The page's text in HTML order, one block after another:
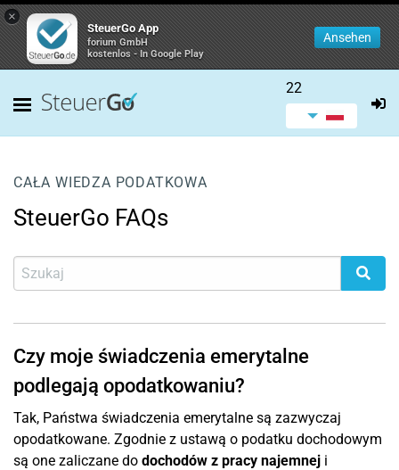
×
SteuerGo App
forium GmbH
kostenlos - In Google Play
Ansehen
22
CAŁA WIEDZA PODATKOWA
SteuerGo FAQs
Czy moje świadczenia emerytalne
podlegają opodatkowaniu?
Tak, Państwa świadczenia emerytalne są zazwyczaj
opodatkowane. Zgodnie z ustawą o podatku dochodowym
są one zaliczane do dochodów z pracy najemnej i